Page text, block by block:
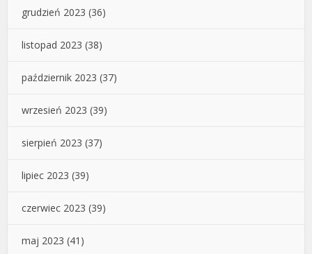
grudzień 2023 (36)
listopad 2023 (38)
październik 2023 (37)
wrzesień 2023 (39)
sierpień 2023 (37)
lipiec 2023 (39)
czerwiec 2023 (39)
maj 2023 (41)